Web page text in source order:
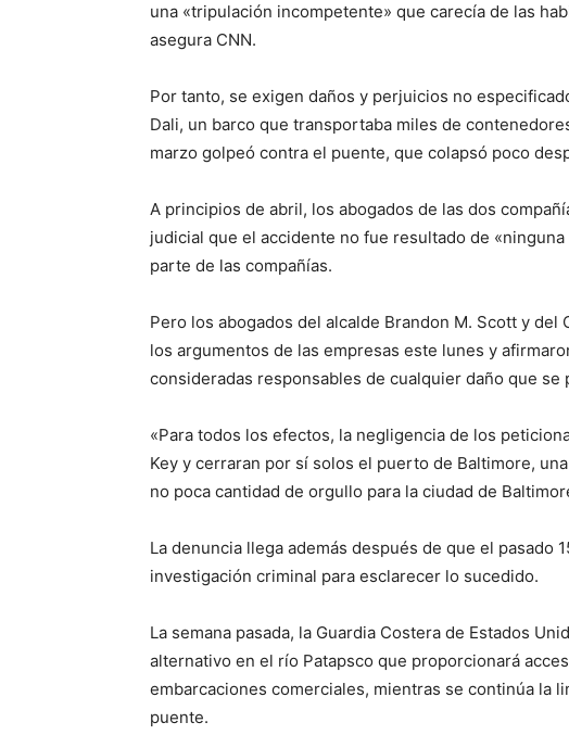
una «tripulación incompetente» que carecía de las
asegura CNN.
Por tanto, se exigen daños y perjuicios no
Dali, un barco que transportaba miles de
marzo golpeó contra el puente, que colapsó poco
A principios de abril, los abogados de las dos
judicial que el accidente no fue resultado de
parte de las compañías.
Pero los abogados del alcalde Brandon M. Scott y
los argumentos de las empresas este lunes y
consideradas responsables de cualquier daño que
«Para todos los efectos, la negligencia de los
Key y cerraran por sí solos el puerto de Baltimore,
no poca cantidad de orgullo para la ciudad de
La denuncia llega además después de que el pasado
investigación criminal para esclarecer lo sucedido.
La semana pasada, la Guardia Costera de Estados
alternativo en el río Patapsco que proporcionará
embarcaciones comerciales, mientras se continúa la
puente.